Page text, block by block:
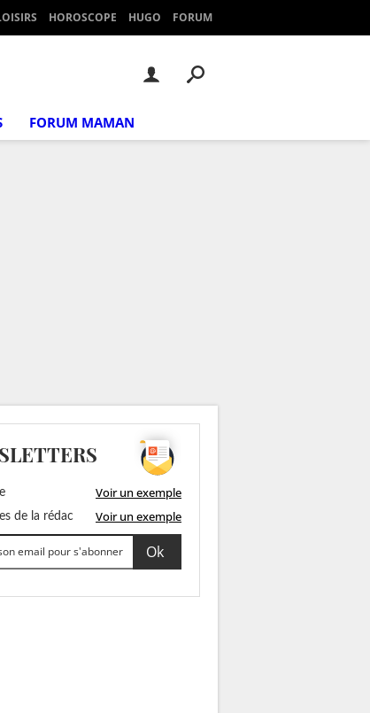
HOROSCOPE HUGO FORUM
FORUM MAMAN
Voir un exemple
de la rédac Voir un exemple